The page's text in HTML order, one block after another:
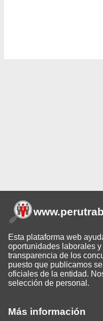
Más información
Esta plataforma web
oportunidades laborales
transparencia de los
puesto que publicamos
oficiales de la entidad.
selección de personal.